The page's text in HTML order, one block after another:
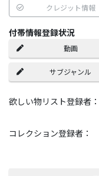
クレジット情報
付帯情報登録状況
動画
サブジャンル
欲しい物リスト登録者：
コレクション登録者：